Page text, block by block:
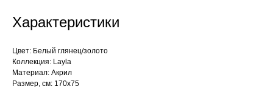
Характеристики
Цвет: Белый глянец/золото
Коллекция: Layla
Материал: Акрил
Размер, см: 170х75